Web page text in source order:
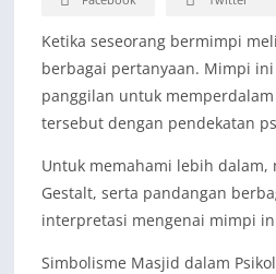
Ketika seseorang bermimpi
berbagai pertanyaan. Mimpi
panggilan untuk
tersebut dengan pendekatan
Untuk memahami lebih
Gestalt, serta pandangan
interpretasi mengenai mimpi
Simbolisme Masjid dalam